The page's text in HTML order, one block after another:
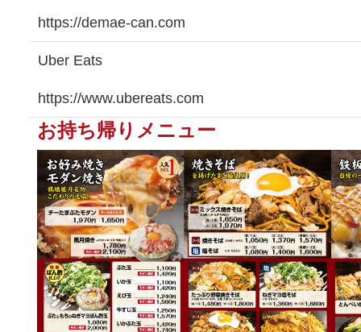
https://demae-can.com
Uber Eats
https://www.ubereats.com
お持ち帰りメニュー